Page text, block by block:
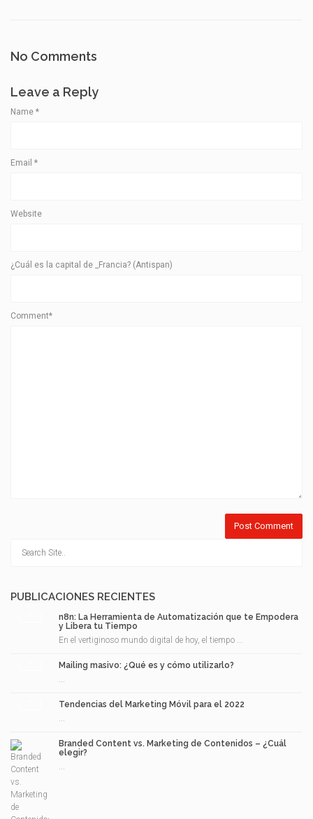
No Comments
Leave a Reply
Name *
Email *
Website
¿Cuál es la capital de _Francia? (Antispan)
Comment*
PUBLICACIONES RECIENTES
n8n: La Herramienta de Automatización que te Empodera
y Libera tu Tiempo
En el vertiginoso mundo digital de hoy, el tiempo ...
Mailing masivo: ¿Qué es y cómo utilizarlo?
...
Tendencias del Marketing Móvil para el 2022
...
Branded Content vs. Marketing de Contenidos – ¿Cuál
elegir?
...